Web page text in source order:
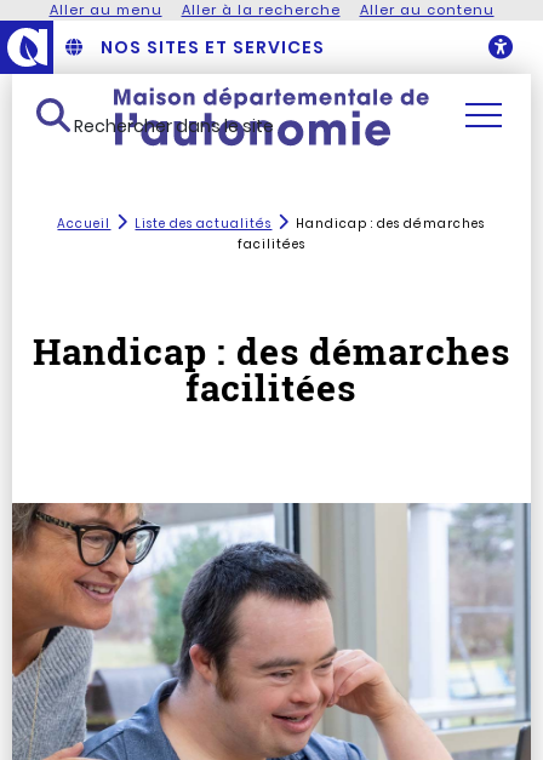
Aller au menu Aller à la recherche Aller au contenu
NOS SITES ET SERVICES
Rechercher dans le site
Accueil Liste des actualités
Handicap : des démarches
facilitées
Handicap : des démarches
facilitées